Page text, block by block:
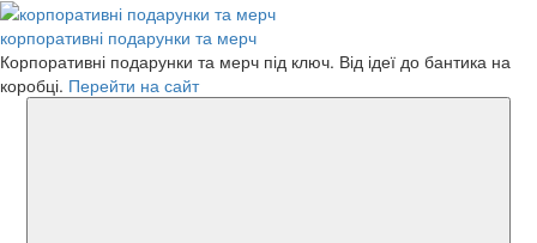
корпоративні подарунки та мерч
Корпоративні подарунки та мерч під ключ. Від ідеї до бантика на
коробці. Перейти на сайт